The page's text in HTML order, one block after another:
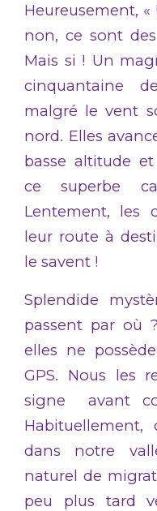
Heureusement, «
non, ce sont des
Mais si ! Un
cinquantaine
malgré le vent
nord. Elles
basse altitude
ce superbe
Lentement, les
leur route à
le savent !
Splendide
passent par où
elles ne
GPS. Nous les
signe avant
dans notre
naturel de
peu plus tard